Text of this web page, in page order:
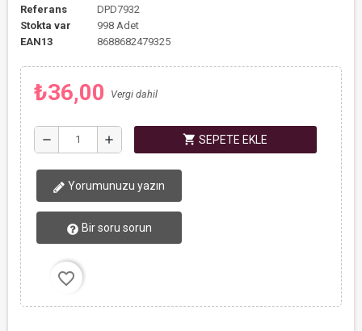
Referans
DPD7932
Stokta var
998 Adet
EAN13
8688682479325
₺36,00 Vergi dahil
remove add shopping_cart SEPETE EKLE
Yorumunuzu yazın
Bir soru sorun
favorite_border